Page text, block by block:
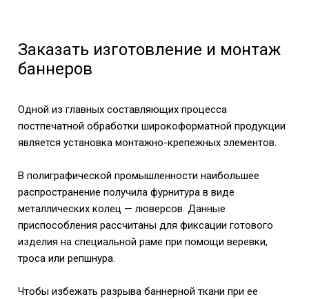
Заказать изготовление и монтаж
баннеров
Одной из главных составляющих процесса
постпечатной обработки широкоформатной продукции
является установка монтажно-крепежных элементов.
В полиграфической промышленности наибольшее
распространение получила фурнитура в виде
металлических колец — люверсов. Данные
приспособления рассчитаны для фиксации готового
изделия на специальной раме при помощи веревки,
троса или репшнура.
Чтобы избежать разрыва баннерной ткани при ее